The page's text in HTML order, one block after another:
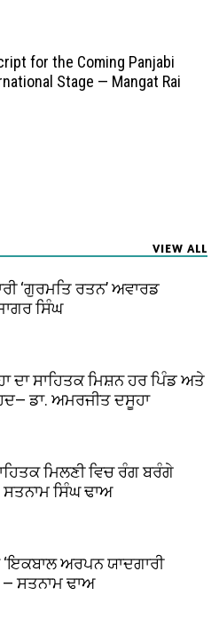
for the Coming Panjabi
Stage — Mangat Rai
VIEW ALL
‘ਗੁਰਮਤਿ ਰਤਨ’ ਅਵਾਰਡ
ਸਿੰਘ
ਦਾ ਸਾਹਿਤਕ ਮਿਸ਼ਨ ਹਰ ਪਿੰਡ ਅਤੇ
ਡਾ. ਅਮਰਜੀਤ ਦਸੂਹਾ
ਮਿਲਣੀ ਵਿਚ ਰੰਗ ਬਰੰਗੇ
ਸਤਨਾਮ ਸਿੰਘ ਢਾਅ
‘ਇਕਬਾਲ ਅਰਪਨ ਯਾਦਗਾਰੀ
— ਸਤਨਾਮ ਢਾਅ